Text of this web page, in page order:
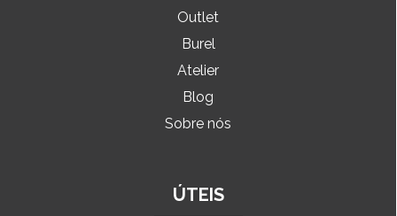
Outlet
Burel
Atelier
Blog
Sobre nós
ÚTEIS